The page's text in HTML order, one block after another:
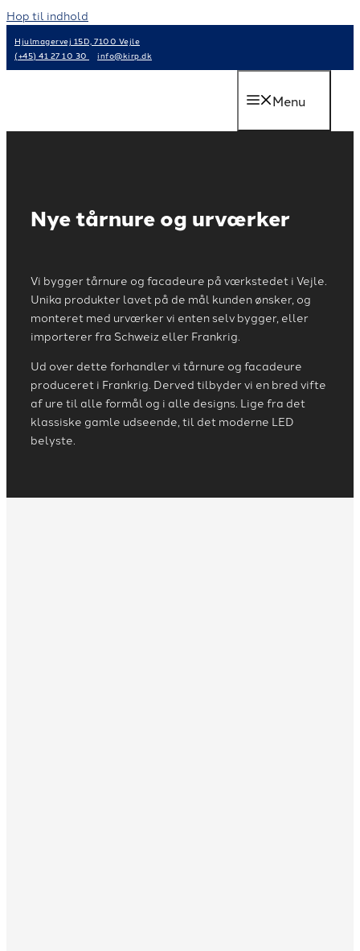
Hop til indhold
Hjulmagervej 15D, 7100 Vejle
(+45) 41 27 10 30
info@kirp.dk
Menu
Nye tårnure og urværker
Vi bygger tårnure og facadeure på værkstedet i Vejle.
Unika produkter lavet på de mål kunden ønsker, og
monteret med urværker vi enten selv bygger, eller
importerer fra Schweiz eller Frankrig.
Ud over dette forhandler vi tårnure og facadeure
produceret i Frankrig. Derved tilbyder vi en bred vifte
af ure til alle formål og i alle designs. Lige fra det
klassiske gamle udseende, til det moderne LED
belyste.